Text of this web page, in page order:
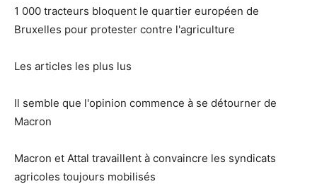
1 000 tracteurs bloquent le quartier européen de
Bruxelles pour protester contre l'agriculture
Les articles les plus lus
Il semble que l'opinion commence à se détourner de
Macron
Macron et Attal travaillent à convaincre les syndicats
agricoles toujours mobilisés